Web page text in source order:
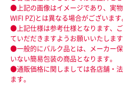
●上記の画像はイメージであり、実
WIFI PZ)とは異なる場合がございます
●上記仕様は参考仕様となります、
ていだだきますようお願いいたします
●一般的にバルク品とは、メーカー
いない簡易包装の商品となります。
●通販価格に関しましては各店舗・
ます。